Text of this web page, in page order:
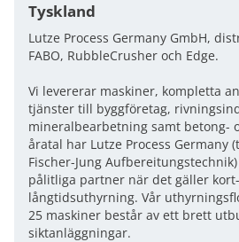
Tyskland
Lutze Process Germany GmbH,
FABO, RubbleCrusher och Edge.
Vi levererar maskiner, kompletta
tjänster till byggföretag,
mineralbearbetning samt betong-
åratal har Lutze Process Germany
Fischer-Jung
pålitliga partner när det gäller
långtidsuthyrning. Vår
25 maskiner består av ett brett
siktanläggningar.